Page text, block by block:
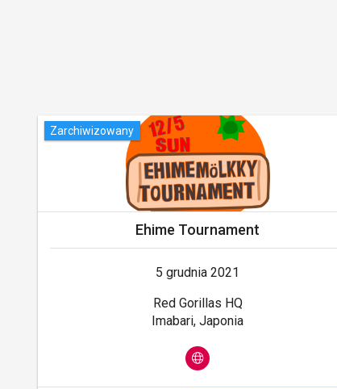
Zarchiwizowany
Ehime Tournament
5 grudnia 2021
Red Gorillas HQ
Imabari, Japonia